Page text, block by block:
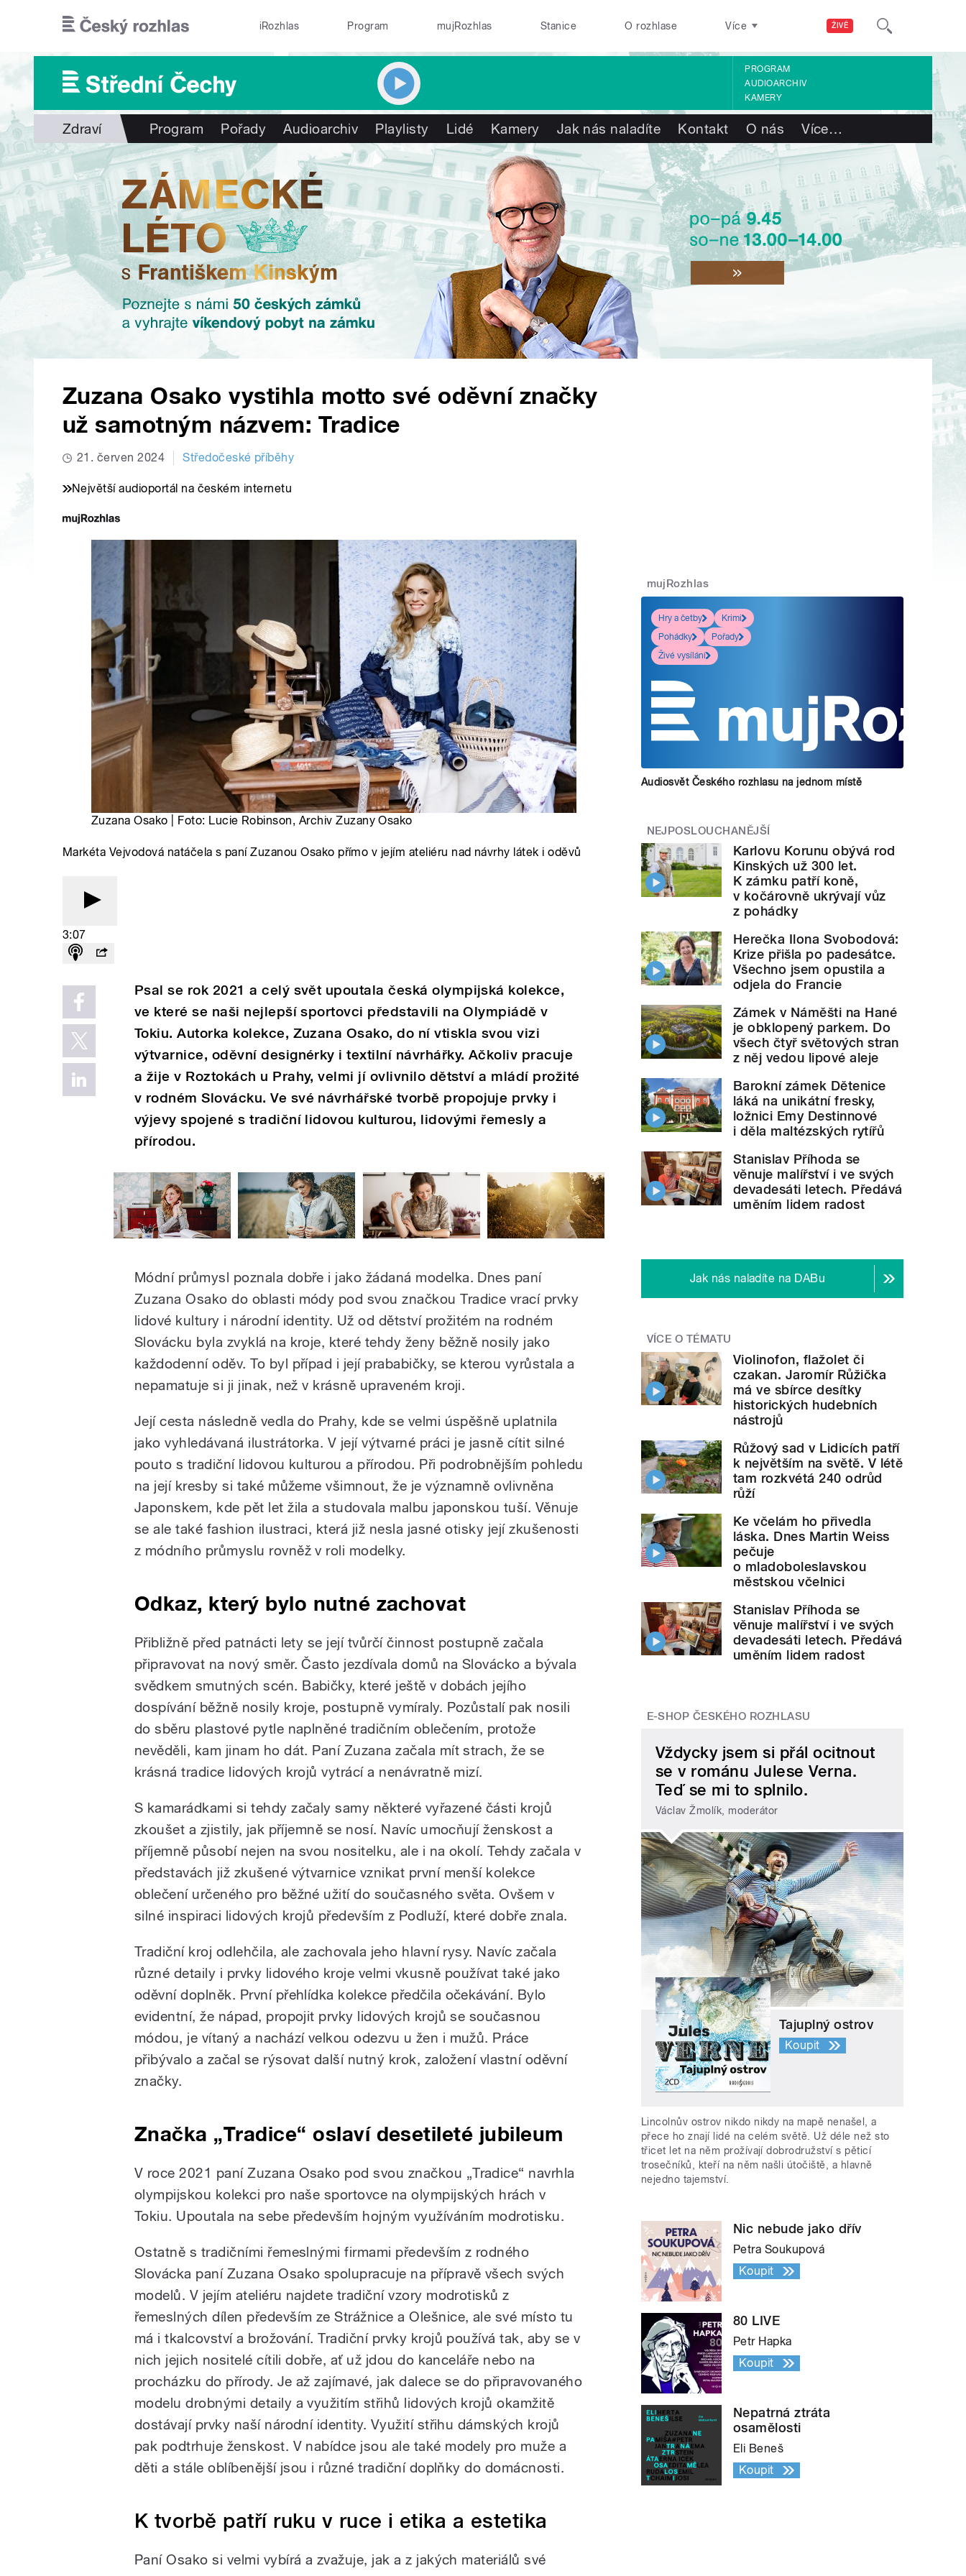
ŽIVĚ
iRozhlas Program mujRozhlas Stanice O rozhlase Více
PROGRAM
AUDIOARCHIV
KAMERY
Zdraví Program Pořady Audioarchiv Playlisty Lidé Kamery Jak nás naladíte Kontakt O nás Více…
Zuzana Osako vystihla motto své oděvní značky
už samotným názvem: Tradice
21. červen 2024 Středočeské příběhy
Největší audioportál na českém internetu
Zuzana Osako | Foto: Lucie Robinson, Archiv Zuzany Osako
Markéta Vejvodová natáčela s paní Zuzanou Osako přímo v jejím ateliéru nad návrhy látek i oděvů
3:07
Psal se rok 2021 a celý svět upoutala česká olympijská kolekce,
ve které se naši nejlepší sportovci představili na Olympiádě v
Tokiu. Autorka kolekce, Zuzana Osako, do ní vtiskla svou vizi
výtvarnice, oděvní designérky i textilní návrhářky. Ačkoliv pracuje
a žije v Roztokách u Prahy, velmi jí ovlivnilo dětství a mládí prožité
v rodném Slovácku. Ve své návrhářské tvorbě propojuje prvky i
výjevy spojené s tradiční lidovou kulturou, lidovými řemesly a
přírodou.
Módní průmysl poznala dobře i jako žádaná modelka. Dnes paní
Zuzana Osako do oblasti módy pod svou značkou Tradice vrací prvky
lidové kultury i národní identity. Už od dětství prožitém na rodném
Slovácku byla zvyklá na kroje, které tehdy ženy běžně nosily jako
každodenní oděv. To byl případ i její prababičky, se kterou vyrůstala a
nepamatuje si ji jinak, než v krásně upraveném kroji.
Její cesta následně vedla do Prahy, kde se velmi úspěšně uplatnila
jako vyhledávaná ilustrátorka. V její výtvarné práci je jasně cítit silné
pouto s tradiční lidovou kulturou a přírodou. Při podrobnějším pohledu
na její kresby si také můžeme všimnout, že je významně ovlivněna
Japonskem, kde pět let žila a studovala malbu japonskou tuší. Věnuje
se ale také fashion ilustraci, která již nesla jasné otisky její zkušenosti
z módního průmyslu rovněž v roli modelky.
Odkaz, který bylo nutné zachovat
Přibližně před patnácti lety se její tvůrčí činnost postupně začala
připravovat na nový směr. Často jezdívala domů na Slovácko a bývala
svědkem smutných scén. Babičky, které ještě v dobách jejího
dospívání běžně nosily kroje, postupně vymíraly. Pozůstalí pak nosili
do sběru plastové pytle naplněné tradičním oblečením, protože
nevěděli, kam jinam ho dát. Paní Zuzana začala mít strach, že se
krásná tradice lidových krojů vytrácí a nenávratně mizí.
S kamarádkami si tehdy začaly samy některé vyřazené části krojů
zkoušet a zjistily, jak příjemně se nosí. Navíc umocňují ženskost a
příjemně působí nejen na svou nositelku, ale i na okolí. Tehdy začala v
představách již zkušené výtvarnice vznikat první menší kolekce
oblečení určeného pro běžné užití do současného světa. Ovšem v
silné inspiraci lidových krojů především z Podluží, které dobře znala.
Tradiční kroj odlehčila, ale zachovala jeho hlavní rysy. Navíc začala
různé detaily i prvky lidového kroje velmi vkusně používat také jako
oděvní doplněk. První přehlídka kolekce předčila očekávání. Bylo
evidentní, že nápad, propojit prvky lidových krojů se současnou
módou, je vítaný a nachází velkou odezvu u žen i mužů. Práce
přibývalo a začal se rýsovat další nutný krok, založení vlastní oděvní
značky.
Značka „Tradice“ oslaví desetileté jubileum
V roce 2021 paní Zuzana Osako pod svou značkou „Tradice“ navrhla
olympijskou kolekci pro naše sportovce na olympijských hrách v
Tokiu. Upoutala na sebe především hojným využíváním modrotisku.
Ostatně s tradičními řemeslnými firmami především z rodného
Slovácka paní Zuzana Osako spolupracuje na přípravě všech svých
modelů. V jejím ateliéru najdete tradiční vzory modrotisků z
řemeslných dílen především ze Strážnice a Olešnice, ale své místo tu
má i tkalcovství a brožování. Tradiční prvky krojů používá tak, aby se v
nich jejich nositelé cítili dobře, ať už jdou do kanceláře nebo na
procházku do přírody. Je až zajímavé, jak dalece se do připravovaného
modelu drobnými detaily a využitím střihů lidových krojů okamžitě
dostávají prvky naší národní identity. Využití střihu dámských krojů
pak podtrhuje ženskost. V nabídce jsou ale také modely pro muže a
děti a stále oblíbenější jsou i různé tradiční doplňky do domácnosti.
K tvorbě patří ruku v ruce i etika a estetika
Paní Osako si velmi vybírá a zvažuje, jak a z jakých materiálů své
mujRozhlas
Hry a četby
Krimi
Pohádky
Pořady
Živé vysílání
Audiosvět Českého rozhlasu na jednom místě
NEJPOSLOUCHANĚJŠÍ
Karlovu Korunu obývá rod
Kinských už 300 let.
K zámku patří koně,
v kočárovně ukrývají vůz
z pohádky
Herečka Ilona Svobodová:
Krize přišla po padesátce.
Všechno jsem opustila a
odjela do Francie
Zámek v Náměšti na Hané
je obklopený parkem. Do
všech čtyř světových stran
z něj vedou lipové aleje
Barokní zámek Dětenice
láká na unikátní fresky,
ložnici Emy Destinnové
i děla maltézských rytířů
Stanislav Příhoda se
věnuje malířství i ve svých
devadesáti letech. Předává
uměním lidem radost
Jak nás naladíte na DABu
VÍCE O TÉMATU
Violinofon, flažolet či
czakan. Jaromír Růžička
má ve sbírce desítky
historických hudebních
nástrojů
Růžový sad v Lidicích patří
k největším na světě. V létě
tam rozkvétá 240 odrůd
růží
Ke včelám ho přivedla
láska. Dnes Martin Weiss
pečuje
o mladoboleslavskou
městskou včelnici
Stanislav Příhoda se
věnuje malířství i ve svých
devadesáti letech. Předává
uměním lidem radost
E-SHOP ČESKÉHO ROZHLASU
Vždycky jsem si přál ocitnout
se v románu Julese Verna.
Teď se mi to splnilo.
Václav Žmolík, moderátor
Tajuplný ostrov
Koupit
Lincolnův ostrov nikdo nikdy na mapě nenašel, a
přece ho znají lidé na celém světě. Už déle než sto
třicet let na něm prožívají dobrodružství s pěticí
trosečníků, kteří na něm našli útočiště, a hlavně
nejedno tajemství.
Nic nebude jako dřív
Petra Soukupová
Koupit
80 LIVE
Petr Hapka
Koupit
Nepatrná ztráta
osamělosti
Eli Beneš
Koupit